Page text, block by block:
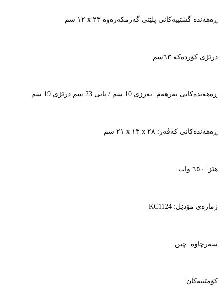
ڕەهەندە گشتییەکانی پلێتی گەرمکەرەوە ٢٣ x ١٢ سم
درێژی کۆردەکە ٦٣سم
ڕەهەندەکانی بەرهەم: بەرزی 10 سم / پانی 23 سم درێژی 19 سم
ڕەهەندەکانی کەڤەر: ٢٨ x ١٣ x ٢١ سم
هێز: ٦٥٠ وات
ژمارەی مۆدێل: KC1124
سەرچاوە: چین
کۆمێنتەکان: